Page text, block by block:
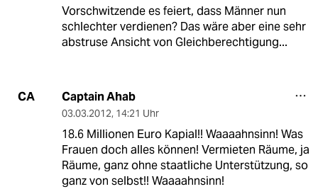
Vorschwitzende es feiert, dass Männer nun
schlechter verdienen? Das wäre aber eine sehr
abstruse Ansicht von Gleichberechtigung...
CA Captain Ahab
03.03.2012, 14:21 Uhr
18.6 Millionen Euro Kapial!! Waaaahnsinn! Was
Frauen doch alles können! Vermieten Räume, ja
Räume, ganz ohne staatliche Unterstützung, so
ganz von selbst!! Waaaahnsinn!